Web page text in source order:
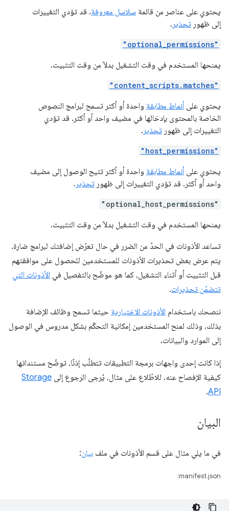
يحتوي على عناصر من قائمة سلاسل معروفة. قد تؤدي التغييرات
إلى ظهور تحذير .
"optional_permissions"
يمنحها المستخدم في وقت التشغيل بدلاً من وقت التثبيت.
"content_scripts.matches"
يحتوي على أنماط مطابقة واحدة أو أكثر تسمح لبرامج النصوص
الخاصة بالمحتوى بإدخالها في مضيف واحد أو أكثر. قد تؤدي
التغييرات إلى ظهور تحذير .
"host_permissions"
يحتوي على أنماط مطابقة واحدة أو أكثر تتيح الوصول إلى مضيف
واحد أو أكثر. قد تؤدي التغييرات إلى ظهور تحذير .
"optional_host_permissions"
يمنحها المستخدم في وقت التشغيل بدلاً من وقت التثبيت.
تساعد الأذونات في الحدّ من الضرر في حال تعرّض إضافتك لبرامج ضارة.
يتم عرض بعض تحذيرات الأذونات للمستخدمين للحصول على موافقتهم
قبل التثبيت أو أثناء التشغيل، كما هو موضّح بالتفصيل في الأذونات التي
تتضمّن تحذيرات.
ننصحك باستخدام الأذونات الاختيارية حيثما تسمح وظائف الإضافة
بذلك، وذلك لمنح المستخدمين إمكانية التحكّم بشكل مدروس في الوصول
إلى الموارد والبيانات.
إذا كانت إحدى واجهات برمجة التطبيقات تتطلّب إذنًا، توضّح مستنداتها
كيفية الإفصاح عنه. للاطّلاع على مثال، يُرجى الرجوع إلى Storage
API
.
البيان
في ما يلي مثال على قسم الأذونات في ملف بيان:
manifest.json: